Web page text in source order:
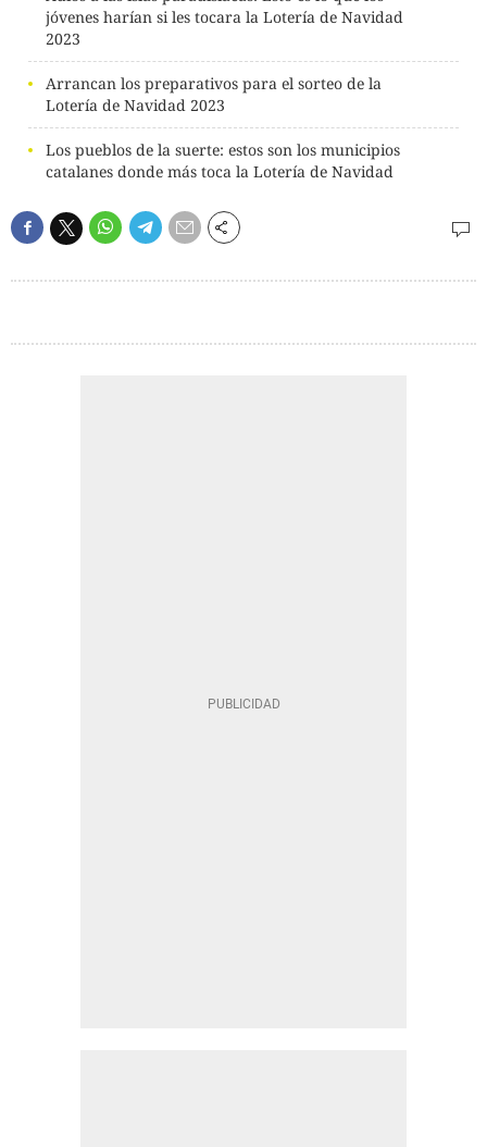
jóvenes harían si les tocara la Lotería de Navidad
2023
Arrancan los preparativos para el sorteo de la
Lotería de Navidad 2023
Los pueblos de la suerte: estos son los municipios
catalanes donde más toca la Lotería de Navidad